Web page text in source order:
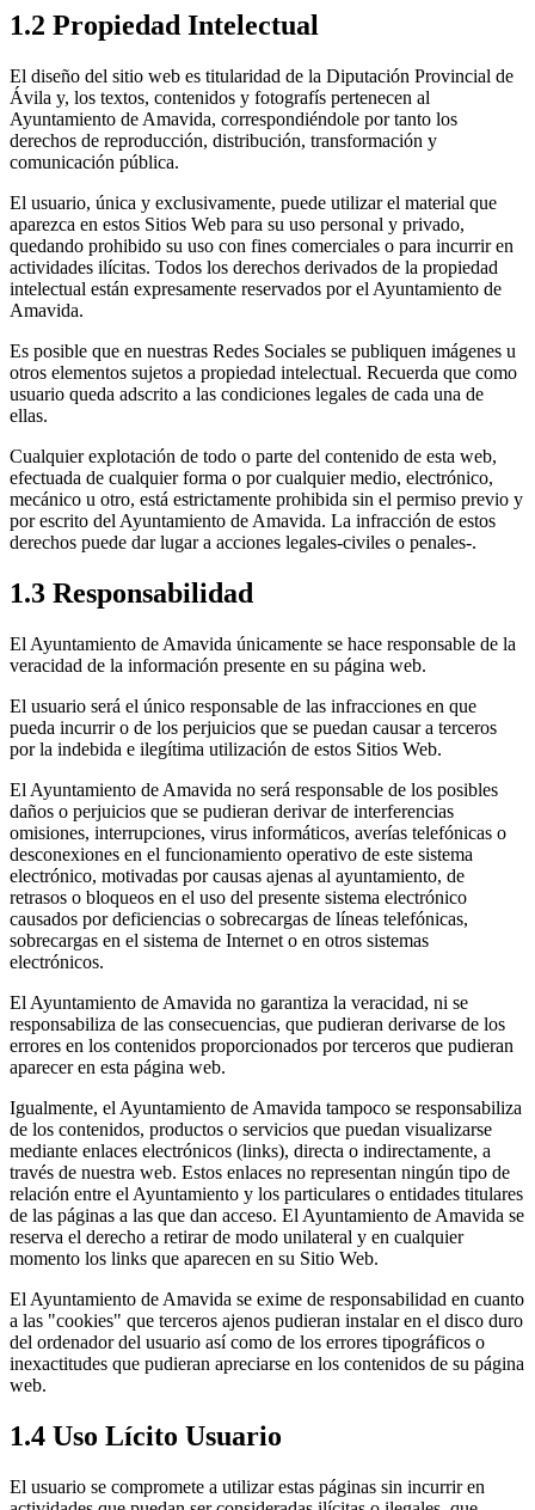
1.2 Propiedad Intelectual
El diseño del sitio web es titularidad de la Diputación Provincial de
Ávila y, los textos, contenidos y fotografís pertenecen al
Ayuntamiento de Amavida, correspondiéndole por tanto los
derechos de reproducción, distribución, transformación y
comunicación pública.
El usuario, única y exclusivamente, puede utilizar el material que
aparezca en estos Sitios Web para su uso personal y privado,
quedando prohibido su uso con fines comerciales o para incurrir en
actividades ilícitas. Todos los derechos derivados de la propiedad
intelectual están expresamente reservados por el Ayuntamiento de
Amavida.
Es posible que en nuestras Redes Sociales se publiquen imágenes u
otros elementos sujetos a propiedad intelectual. Recuerda que como
usuario queda adscrito a las condiciones legales de cada una de
ellas.
Cualquier explotación de todo o parte del contenido de esta web,
efectuada de cualquier forma o por cualquier medio, electrónico,
mecánico u otro, está estrictamente prohibida sin el permiso previo y
por escrito del Ayuntamiento de Amavida. La infracción de estos
derechos puede dar lugar a acciones legales-civiles o penales-.
1.3 Responsabilidad
El Ayuntamiento de Amavida únicamente se hace responsable de la
veracidad de la información presente en su página web.
El usuario será el único responsable de las infracciones en que
pueda incurrir o de los perjuicios que se puedan causar a terceros
por la indebida e ilegítima utilización de estos Sitios Web.
El Ayuntamiento de Amavida no será responsable de los posibles
daños o perjuicios que se pudieran derivar de interferencias
omisiones, interrupciones, virus informáticos, averías telefónicas o
desconexiones en el funcionamiento operativo de este sistema
electrónico, motivadas por causas ajenas al ayuntamiento, de
retrasos o bloqueos en el uso del presente sistema electrónico
causados por deficiencias o sobrecargas de líneas telefónicas,
sobrecargas en el sistema de Internet o en otros sistemas
electrónicos.
El Ayuntamiento de Amavida no garantiza la veracidad, ni se
responsabiliza de las consecuencias, que pudieran derivarse de los
errores en los contenidos proporcionados por terceros que pudieran
aparecer en esta página web.
Igualmente, el Ayuntamiento de Amavida tampoco se responsabiliza
de los contenidos, productos o servicios que puedan visualizarse
mediante enlaces electrónicos (links), directa o indirectamente, a
través de nuestra web. Estos enlaces no representan ningún tipo de
relación entre el Ayuntamiento y los particulares o entidades titulares
de las páginas a las que dan acceso. El Ayuntamiento de Amavida se
reserva el derecho a retirar de modo unilateral y en cualquier
momento los links que aparecen en su Sitio Web.
El Ayuntamiento de Amavida se exime de responsabilidad en cuanto
a las "cookies" que terceros ajenos pudieran instalar en el disco duro
del ordenador del usuario así como de los errores tipográficos o
inexactitudes que pudieran apreciarse en los contenidos de su página
web.
1.4 Uso Lícito Usuario
El usuario se compromete a utilizar estas páginas sin incurrir en